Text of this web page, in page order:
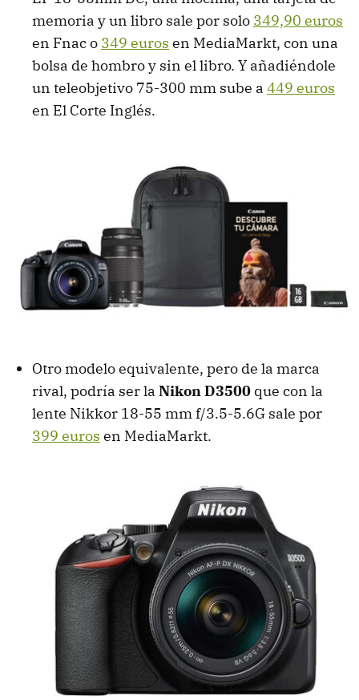
memoria y un libro sale por solo 349,90 euros
en Fnac o 349 euros en MediaMarkt, con una
bolsa de hombro y sin el libro. Y añadiéndole
un teleobjetivo 75-300 mm sube a 449 euros
en El Corte Inglés.
Otro modelo equivalente, pero de la marca
rival, podría ser la Nikon D3500 que con la
lente Nikkor 18-55 mm f/3.5-5.6G sale por
399 euros en MediaMarkt.